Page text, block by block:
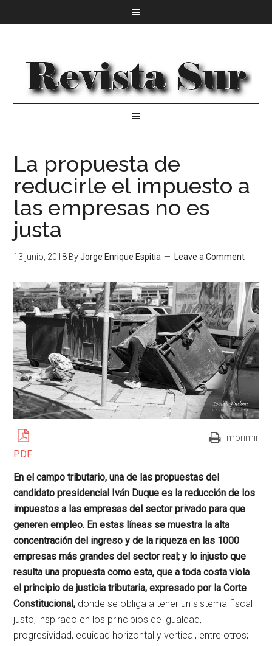
La propuesta de
reducirle el impuesto a
las empresas no es
justa
13 junio, 2018 ByJorge Enrique Espitia Leave a Comment
PDF
Imprimir
En el campo tributario, una de las propuestas del
candidato presidencial Iván Duque es la reducción de los
impuestos a las empresas del sector privado para que
generen empleo. En estas líneas se muestra la alta
concentración del ingreso y de la riqueza en las 1000
empresas más grandes del sector real; y lo injusto que
resulta una propuesta como esta, que a toda costa viola
el principio de justicia tributaria, expresado por la Corte
Constitucional, donde se obliga a tener un sistema fiscal
justo, inspirado en los principios de igualdad,
progresividad, equidad horizontal y vertical, entre otros;